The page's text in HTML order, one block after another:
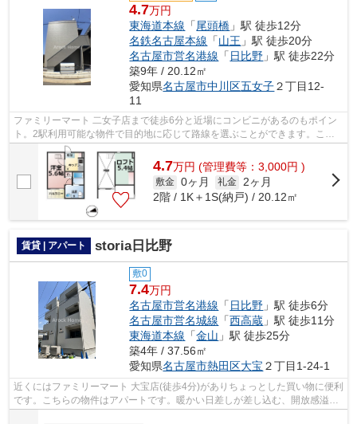
4.7万円
東海道本線 「尾頭橋 」駅 徒歩12分
名鉄名古屋本線 「山王 」駅 徒歩20分
名古屋市営名港線 「 日比野 」駅 徒歩22分
築9年 / 20.12㎡
愛知県名古屋市中川区五女子２丁目12-
11
ファミリーマート 二女子店まで徒歩6分と近場にコンビニがあるのもポイン
ト。2駅利用可能な物件で目的地に応じて路線を選ぶことができます。こち
らの物件は、駅へも徒歩12分と歩いてア...
4.7万円 (管理費等：3,000円 )
敷金 0ヶ月 礼金 2ヶ月
2階 / 1K＋1S(納戸) / 20.12㎡
賃貸 | アパート storia日比野
敷0
7.4万円
名古屋市営名港線 「日比野 」駅 徒歩6分
名古屋市営名城線 「西高蔵 」駅 徒歩11分
東海道本線 「金山 」駅 徒歩25分
築4年 / 37.56㎡
愛知県名古屋市熱田区大宝 ２丁目1-24-1
近くにはファミリーマート 大宝店(徒歩4分)がありちょっとした買い物に便利
です。こちらの物件はアパートです。暖かい日差しが差し込む、開放感溢れ